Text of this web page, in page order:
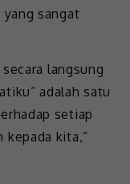
sangat
langsung
adalah satu
setiap
kepada kita,”